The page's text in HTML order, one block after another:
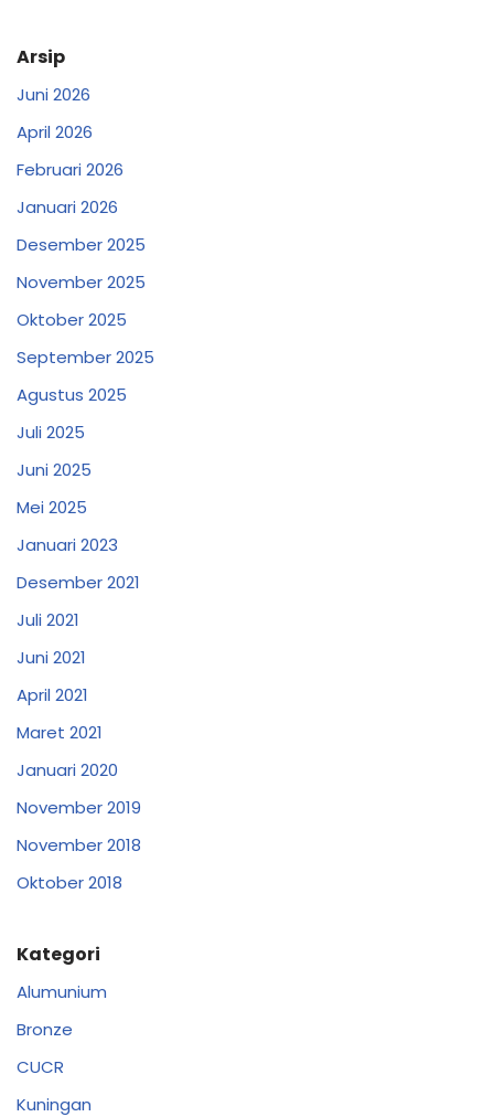
Arsip
Juni 2026
April 2026
Februari 2026
Januari 2026
Desember 2025
November 2025
Oktober 2025
September 2025
Agustus 2025
Juli 2025
Juni 2025
Mei 2025
Januari 2023
Desember 2021
Juli 2021
Juni 2021
April 2021
Maret 2021
Januari 2020
November 2019
November 2018
Oktober 2018
Kategori
Alumunium
Bronze
CUCR
Kuningan